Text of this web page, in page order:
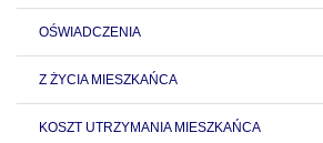
OŚWIADCZENIA
Z ŻYCIA MIESZKAŃCA
KOSZT UTRZYMANIA MIESZKAŃCA